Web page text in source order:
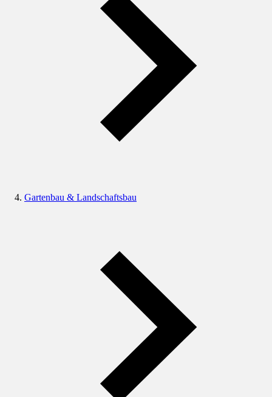
Gartenbau & Landschaftsbau